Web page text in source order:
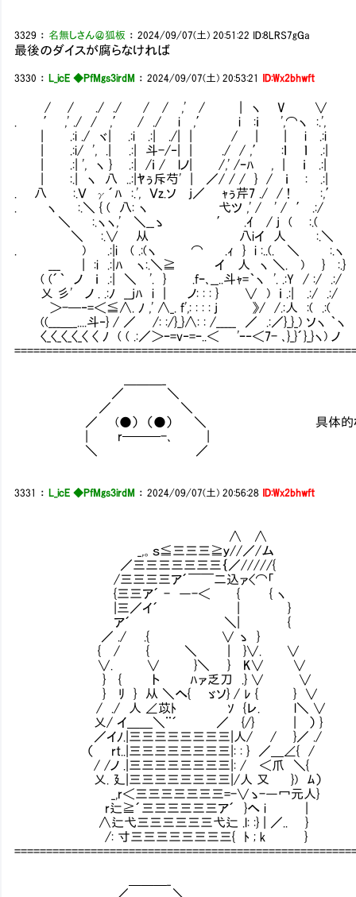
3329 ： 名無しさん＠狐板 ：2024/09/07(土) 20:51:22 ID:8LRS7gGa
最後のダイスが腐らなければ
3330 ： L_icE ◆PfMgs3irdM ：2024/09/07(土) 20:53:21 ID:Wx2bhwft
/ / ./ ./ / / ,' / | ヽ V ∨
. ′ ,' ./ / ,′ / ./ i ,′ i :ｉ ',⌒ヽ :.',
| .:i ./ ヾ| .:i .:| ./| | / | | i .:i
| .:i/ ', .| .:| 斗-/‐| | ./ / ,′ :ｌ ｌ .:| 此方が
| .:| ', ヽ } .:| /ｉ / lノ| /,' /ｰﾊ , | ｉ .:|
| :.| ヽ 八 ..:|ﾔぅ斥芍' | ／/ / / } / ｉ : .:| 学生
. 八 :.Ｖ γ´ﾊ :.', Ｖz.ソ j／ ｬぅ芹7 ./ / ! :,′
. ヽ :.＼ { ( 八: ヽ 弋ツ ,' / ' / ′ .:/ 可能性が
＼ :.ヽヽ,' ＼__ゝ ′ .ｲ / j ( :.(
＼ :.∨ 从 八iイ 人 :.＼
. ) .:|i ( .:(ヽ ⌒ .ｨ } i :..(. ＼ :.ヽ 〈学園〉
___ | :i .:|ﾊ ヽ:.＼≧ イ 人 ヽ ＼. ) } :.}
( (´｀ ノ ｉ .:| ＼ '. } .fｰ､__..斗ｬ=｀ヽ '. .:Y / :/
乂 彡' ノ . .:ﾉ __jﾊ i | ノ: : : } ∨ ) ｉ .:| .:/ .:/
＞-─‐=＜≦∧. ﾉ ,' ∧_. f',: : : : j 》/ /.:人 :( .:( 故に
((___＿_....斗‐} / ／ /: :/}_}∧: : /_____ ／ .:／}_}_) ソヽ ｀ヽ
〈_〈_〈_〈_〈 〈 ﾉ ( ( .:／＞ｰ=v‐=ｰ..＜ 'ｰ‐＜7- ､}_}´}_}ヽ) ノ
／ ＼
／ ＼
／ (●） （●） ＼ 具体的な犯罪行為は
| r───-､ |
＼ ／
3331 ： L_icE ◆PfMgs3irdM ：2024/09/07(土) 20:56:28 ID:Wx2bhwft
∧ ∧
_,。ｓ≦三三三≧ｙ//／/ム
／三三三三三三三｛／/////{
/三三三三ア´￣￣二込ァ<⌒「
{三三ア´ - ―-＜ { { ヽ
|三／イ´ | } "簡単な仕事
ア´ ＼| {
／ ./ .{ ∨ ゝ }
{ / { ＼ | }∨. ∨ 運び屋…という
∨. ∨ }＼ } K∨ ∨
} { ト ﾊァ乏刀 .} ∨ ∨
} ﾘ } 从 ＼へ{ ゞソ} / ﾚ { } ∨
/ ./ 人 ∠苡ﾄ ｿ {レ. l＼ ∨ 運ぶ物は違法
乂/ イ＿＿＼¨´ ／ {/} | ） }
／イﾉ.|三三三三三三三三|人/ / }／ ./
（ rt..|三三三三三三三三|: : } ／＿∠{ / 秘密
/ /ノ .|三三三三三三三三|: / ＜爪 ＼{
乂. 廴|三三三三三三三三|/人 又 }) ﾑ）
_,r＜三三三三三三三=-∨ゝ-―冖元人} 此方が足
r辷≧´三三三三三三ア´ }へ i |
∧辷弋三三三三三三弋辷 .l: :} | ／.. }
/: 寸三三三三三三三三{ ﾄ ; k }
／ ＼